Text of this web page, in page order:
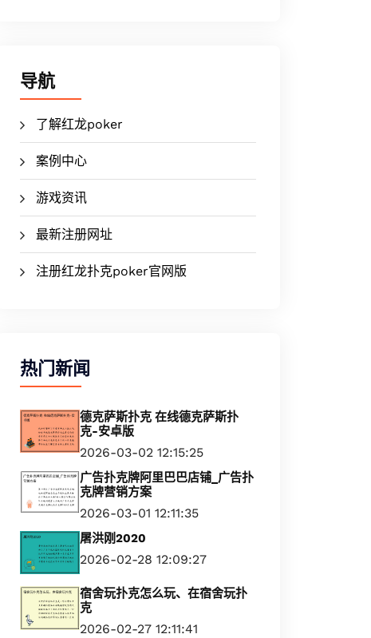
导航
了解红龙poker
案例中心
游戏资讯
最新注册网址
注册红龙扑克poker官网版
热门新闻
德克萨斯扑克 在线德克萨斯扑
克-安卓版
2026-03-02 12:15:25
广告扑克牌阿里巴巴店铺_广告扑
克牌营销方案
2026-03-01 12:11:35
屠洪刚2020
2026-02-28 12:09:27
宿舍玩扑克怎么玩、在宿舍玩扑
克
2026-02-27 12:11:41